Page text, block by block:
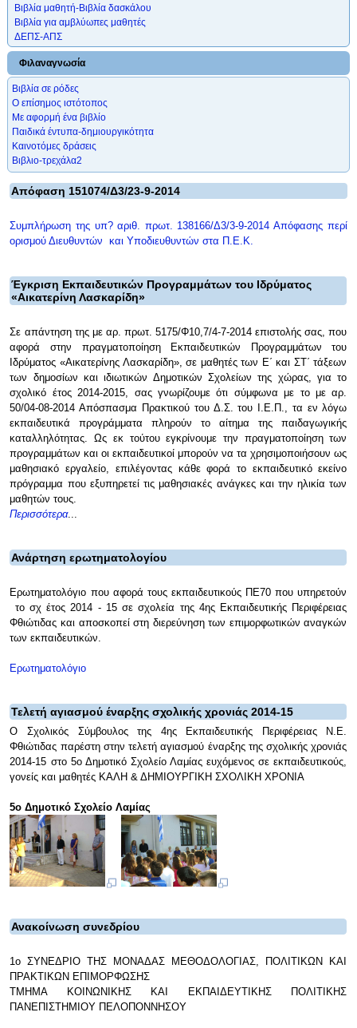
Βιβλία μαθητή-Βιβλία δασκάλου
Βιβλία για αμβλύωπες μαθητές
ΔΕΠΣ-ΑΠΣ
Φιλαναγνωσία
Βιβλία σε ρόδες
Ο επίσημος ιστότοπος
Με αφορμή ένα βιβλίο
Παιδικά έντυπα-δημιουργικότητα
Καινοτόμες δράσεις
Βιβλιο-τρεχάλα2
Απόφαση 151074/Δ3/23-9-2014
Συμπλήρωση της υπ? αριθ. πρωτ. 138166/Δ3/3-9-2014 Απόφασης περί
ορισμού Διευθυντών και Υποδιευθυντών στα Π.Ε.Κ.
Έγκριση Εκπαιδευτικών Προγραμμάτων του Ιδρύματος
«Αικατερίνη Λασκαρίδη»
Σε απάντηση της με αρ. πρωτ. 5175/Φ10,7/4-7-2014 επιστολής σας, που
αφορά στην πραγματοποίηση Εκπαιδευτικών Προγραμμάτων του
Ιδρύματος «Αικατερίνης Λασκαρίδη», σε μαθητές των Ε΄ και ΣΤ΄ τάξεων
των δημοσίων και ιδιωτικών Δημοτικών Σχολείων της χώρας, για το
σχολικό έτος 2014-2015, σας γνωρίζουμε ότι σύμφωνα με το με αρ.
50/04-08-2014 Απόσπασμα Πρακτικού του Δ.Σ. του Ι.Ε.Π., τα εν λόγω
εκπαιδευτικά προγράμματα πληρούν το αίτημα της παιδαγωγικής
καταλληλότητας. Ως εκ τούτου εγκρίνουμε την πραγματοποίηση των
προγραμμάτων και οι εκπαιδευτικοί μπορούν να τα χρησιμοποιήσουν ως
μαθησιακό εργαλείο, επιλέγοντας κάθε φορά το εκπαιδευτικό εκείνο
πρόγραμμα που εξυπηρετεί τις μαθησιακές ανάγκες και την ηλικία των
μαθητών τους.
Περισσότερα...
Ανάρτηση ερωτηματολογίου
Ερωτηματολόγιο που αφορά τους εκπαιδευτικούς ΠΕ70 που υπηρετούν
το σχ έτος 2014 - 15 σε σχολεία της 4ης Εκπαιδευτικής Περιφέρειας
Φθιώτιδας και αποσκοπεί στη διερεύνηση των επιμορφωτικών αναγκών
των εκπαιδευτικών.
Ερωτηματολόγιο
Τελετή αγιασμού έναρξης σχολικής χρονιάς 2014-15
Ο Σχολικός Σύμβουλος της 4ης Εκπαιδευτικής Περιφέρειας Ν.Ε.
Φθιώτιδας παρέστη στην τελετή αγιασμού έναρξης της σχολικής χρονιάς
2014-15 στο 5ο Δημοτικό Σχολείο Λαμίας ευχόμενος σε εκπαιδευτικούς,
γονείς και μαθητές ΚΑΛΗ & ΔΗΜΙΟΥΡΓΙΚΗ ΣΧΟΛΙΚΗ ΧΡΟΝΙΑ
5ο Δημοτικό Σχολείο Λαμίας
Ανακοίνωση συνεδρίου
1ο ΣΥΝΕΔΡΙΟ ΤΗΣ ΜΟΝΑΔΑΣ ΜΕΘΟΔΟΛΟΓΙΑΣ, ΠΟΛΙΤΙΚΩΝ ΚΑΙ
ΠΡΑΚΤΙΚΩΝ ΕΠΙΜΟΡΦΩΣΗΣ
ΤΜΗΜΑ ΚΟΙΝΩΝΙΚΗΣ ΚΑΙ ΕΚΠΑΙΔΕΥΤΙΚΗΣ ΠΟΛΙΤΙΚΗΣ
ΠΑΝΕΠΙΣΤΗΜΙΟΥ ΠΕΛΟΠΟΝΝΗΣΟΥ